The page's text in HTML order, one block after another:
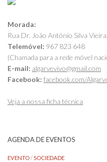
Morada:
Rua Dr. João António Silva
Telemóvel: 967 823 648
(Chamada para a rede móvel
E-mail: algarvevivo@gmail.com
Facebook: facebook.com/
Veja a nossa ficha técnica
AGENDA DE EVENTOS
EVENTO/SOCIEDADE